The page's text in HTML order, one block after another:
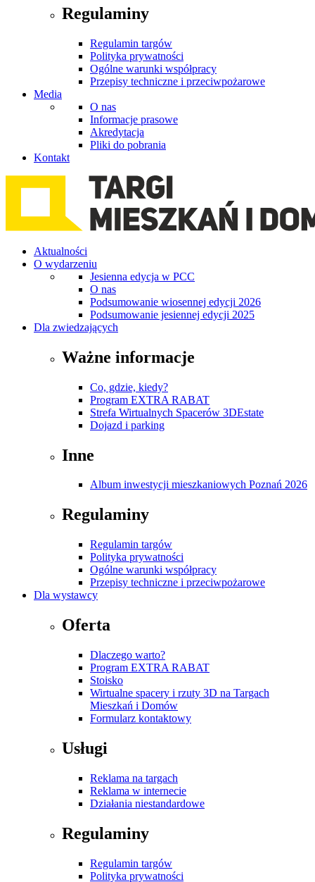
Regulaminy
Regulamin targów
Polityka prywatności
Ogólne warunki współpracy
Przepisy techniczne i przeciwpożarowe
Media
O nas
Informacje prasowe
Akredytacja
Pliki do pobrania
Kontakt
Aktualności
O wydarzeniu
Jesienna edycja w PCC
O nas
Podsumowanie wiosennej edycji 2026
Podsumowanie jesiennej edycji 2025
Dla zwiedzających
Ważne informacje
Co, gdzie, kiedy?
Program EXTRA RABAT
Strefa Wirtualnych Spacerów 3DEstate
Dojazd i parking
Inne
Album inwestycji mieszkaniowych Poznań 2026
Regulaminy
Regulamin targów
Polityka prywatności
Ogólne warunki współpracy
Przepisy techniczne i przeciwpożarowe
Dla wystawcy
Oferta
Dlaczego warto?
Program EXTRA RABAT
Stoisko
Wirtualne spacery i rzuty 3D na Targach
Mieszkań i Domów
Formularz kontaktowy
Usługi
Reklama na targach
Reklama w internecie
Działania niestandardowe
Regulaminy
Regulamin targów
Polityka prywatności